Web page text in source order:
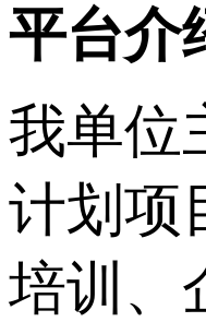
平台介
我单位
计划项
培训、